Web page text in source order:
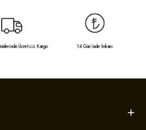
Ücretsiz Kargo 14 Gün İade İmkanı